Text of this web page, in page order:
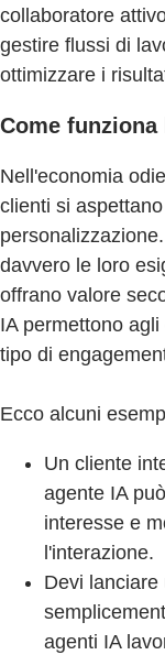
collaboratore
gestire flussi di
ottimizzare i
Come
Nell'economia
clienti si
davvero le loro
offrano valore
IA permettono
tipo di
Ecco alcuni
Un cliente
agente IA
interesse e
l'interazione.
Devi lanciare
agenti IA